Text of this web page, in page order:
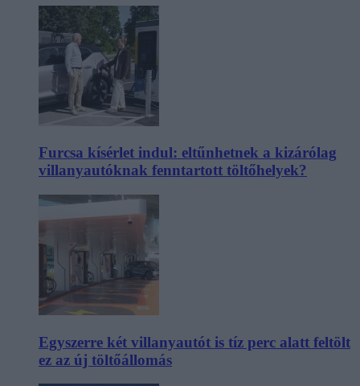
Furcsa kísérlet indul: eltűnhetnek a kizárólag
villanyautóknak fenntartott töltőhelyek?
Egyszerre két villanyautót is tíz perc alatt feltölt
ez az új töltőállomás